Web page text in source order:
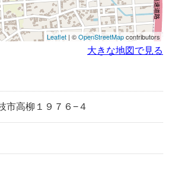
Leaflet | ©OpenStreetMapcontributors
大きな地図で見る
市高柳１９７６−４